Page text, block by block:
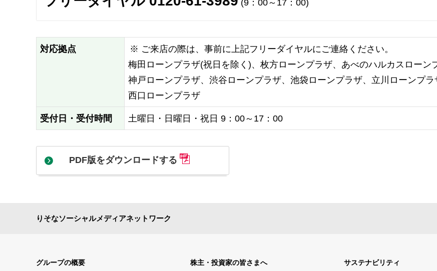
(9：00～17：00)
対応拠点 ※ ご来店の際は、事前に上記フリーダイヤルにご連絡ください。
梅田ローンプラザ(祝日を除く)、枚方ローンプラザ、あべのハルカスローン
神戸ローンプラザ、渋谷ローンプラザ、池袋ローンプラザ、立川ローンプラ
西口ローンプラザ
受付日・受付時間 土曜日・日曜日・祝日 9：00～17：00
PDF版をダウンロードする
りそなソーシャルメディアネットワーク
グループの概要 株主・投資家の皆さまへ サステナビリティ